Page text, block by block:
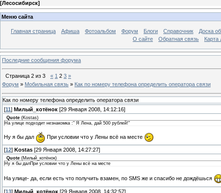
[Лесосибирск]
Меню сайта
Главная страница Афиша Фотоальбом Форум Блоги Справочник
Доска
О сайте
Обратная связь Карта
Последние сообщения форума
Страница 2 из 3 « 1 2 3 »
Форум » Мобильная связь » Как по номеру телефона определить оператора связи
Как по номеру телефона определить оператора связи
[11] Милый_котёнок [29 Января 2008, 14:12:16]
Quote (Kostas)
На улице подходит незнакомка :" Я Лена, дай 500 рублей!"
Ну я бы дал При условии что у Лены всё на месте
[12] Kostas [29 Января 2008, 14:27:27]
Quote (Милый_котёнок)
Ну я бы далПри условии что у Лены всё на месте
На улице- да, если есть что получить взамен, по SMS же и спасибо не дождёшься
[13] Милый_котёнок [29 Января 2008, 14:32:57]